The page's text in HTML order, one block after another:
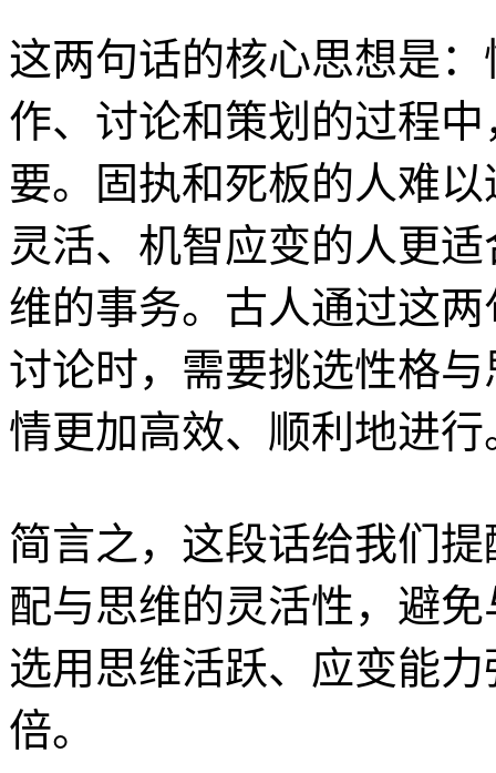
这两句话的核心思想是
作、讨论和策划的过程
要。固执和死板的人难
灵活、机智应变的人更
维的事务。古人通过这
讨论时，需要挑选性格
情更加高效、顺利地进行
简言之，这段话给我们
配与思维的灵活性，避
选用思维活跃、应变能
倍。